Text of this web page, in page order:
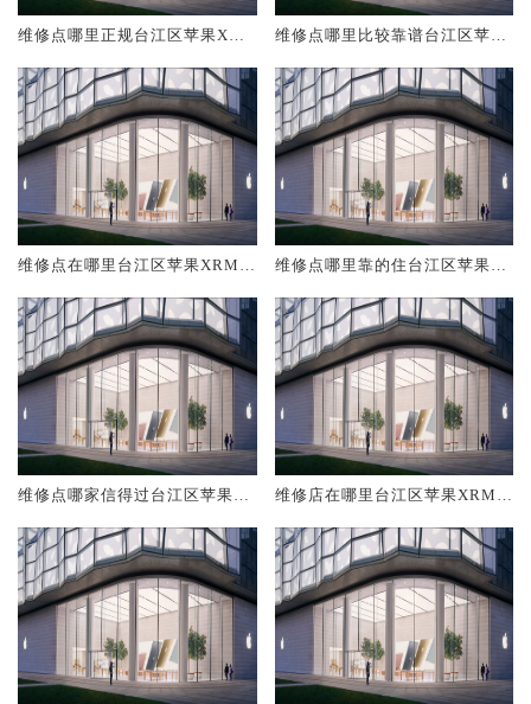
维修点哪里正规台江区苹果XRM
维修点哪里比较靠谱台江区苹果
维修点在哪里台江区苹果XRMa
维修点哪里靠的住台江区苹果X
维修点哪家信得过台江区苹果X
维修店在哪里台江区苹果XRMa